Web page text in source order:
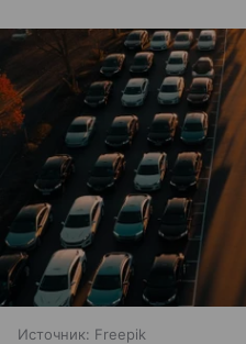
Источник: Freepik